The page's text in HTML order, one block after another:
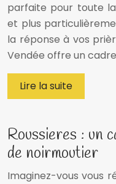
parfaite pour toute
et plus
la réponse à vos
Vendée offre un
Lire la suite
Roussieres : un
de noirmoutier
Imaginez-vous vous